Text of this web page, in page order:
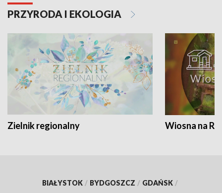
PRZYRODA I EKOLOGIA
Zielnik regionalny Wiosna na
BIAŁYSTOK / BYDGOSZCZ / GDAŃSK /